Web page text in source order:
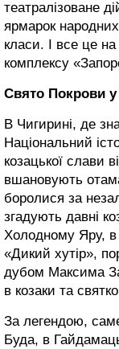
театралізоване
ярмарок народних
класи. І все це на
комплексу
Свято Покрови у
В Чигирині, де
Національний
козацької слави
вшановують
боролися за
згадують давні
Холодному Яру, в
«Дикий хутір»,
дубом Максима
в козаки та
За легендою,
Буда, в